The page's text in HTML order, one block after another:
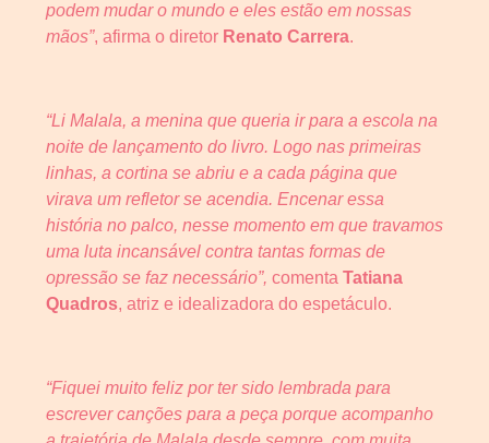
podem mudar o mundo e eles estão em nossas
mãos”, afirma o diretor Renato Carrera.
“Li Malala, a menina que queria ir para a escola na
noite de lançamento do livro. Logo nas primeiras
linhas, a cortina se abriu e a cada página que
virava um refletor se acendia. Encenar essa
história no palco, nesse momento em que travamos
uma luta incansável contra tantas formas de
opressão se faz necessário”, comenta Tatiana
Quadros, atriz e idealizadora do espetáculo.
“Fiquei muito feliz por ter sido lembrada para
escrever canções para a peça porque acompanho